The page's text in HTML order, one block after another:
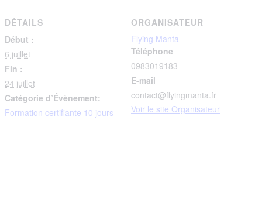
DÉTAILS
Début :
6 juillet
Fin :
24 juillet
Catégorie d’Évènement:
Formation certifiante 10 jours
ORGANISATEUR
Flying Manta
Téléphone
0983019183
E-mail
contact@flyingmanta.fr
Voir le site Organisateur